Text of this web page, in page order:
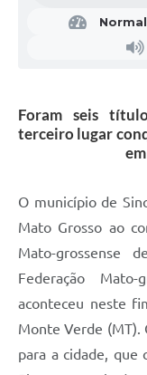
Foram seis
terceiro lugar
O município de
Mato Grosso ao
Mato-grossense
Federação
aconteceu neste
Monte Verde (MT).
para a cidade, que